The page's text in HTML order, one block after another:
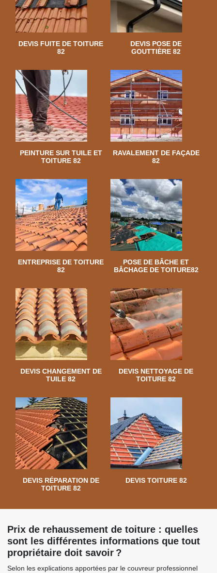
DEVIS FUITE DE TOITURE
82
DEVIS POSE DE
GOUTTIÈRE 82
PEINTURE SUR TUILE ET
TOITURE 82
RAVALEMENT DE FAÇADE
82
ENTREPRISE DE TOITURE
82
POSE DE BÂCHE ET
BÂCHAGE DE TOITURE82
DEVIS CHANGEMENT DE
TUILE 82
DEVIS NETTOYAGE DE
TOITURE 82
DEVIS RÉPARATION DE
TOITURE 82
DEVIS TOITURE 82
Prix de rehaussement de toiture : quelles
sont les différentes informations que tout
propriétaire doit savoir ?
Selon les explications apportées par le couvreur professionnel